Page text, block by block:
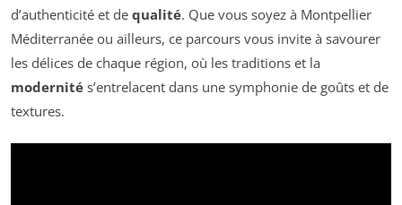
d’authenticité et de qualité. Que vous soyez à Montpellier
Méditerranée ou ailleurs, ce parcours vous invite à savourer
les délices de chaque région, où les traditions et la
modernité s’entrelacent dans une symphonie de goûts et de
textures.